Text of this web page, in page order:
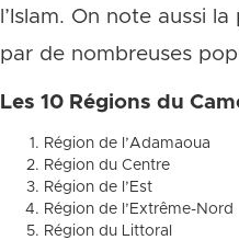
l’Islam. On note aussi
par de nombreuses
Les 10 Régions du
Région de l’Adamaoua
Région du Centre
Région de l’Est
Région de l’Extrême-Nord
Région du Littoral